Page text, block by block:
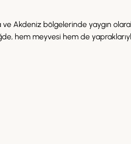
Akdeniz bölgelerinde yaygın
hem meyvesi hem de